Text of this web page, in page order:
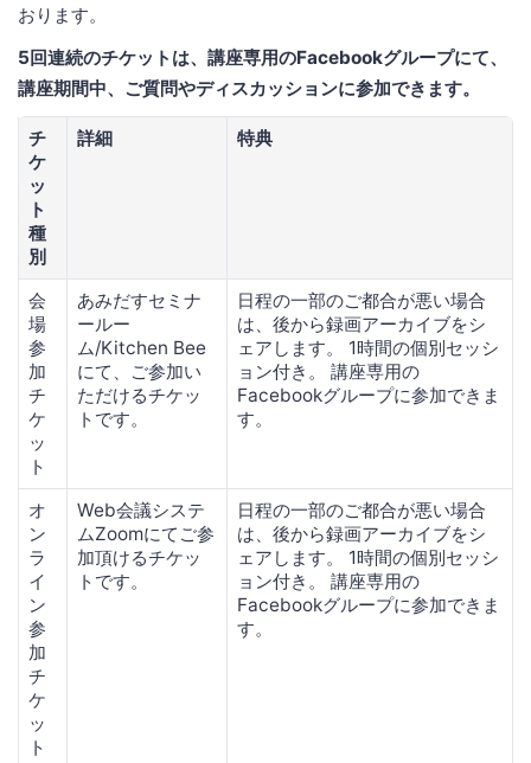
おります。
5回連続のチケットは、講座専用のFacebookグループにて、
講座期間中、ご質問やディスカッションに参加できます。
チ
ケ
ッ
ト
種
別
詳細 特典
会
場
参
加
チ
ケ
ッ
ト
あみだすセミナ
ールー
ム/Kitchen Bee
にて、ご参加い
ただけるチケッ
トです。
日程の一部のご都合が悪い場合
は、後から録画アーカイブをシ
ェアします。 1時間の個別セッシ
ョン付き。 講座専用の
Facebookグループに参加できま
す。
オ
ン
ラ
イ
ン
参
加
チ
ケ
ッ
ト
Web会議システ
ムZoomにてご参
加頂けるチケッ
トです。
日程の一部のご都合が悪い場合
は、後から録画アーカイブをシ
ェアします。 1時間の個別セッシ
ョン付き。 講座専用の
Facebookグループに参加できま
す。